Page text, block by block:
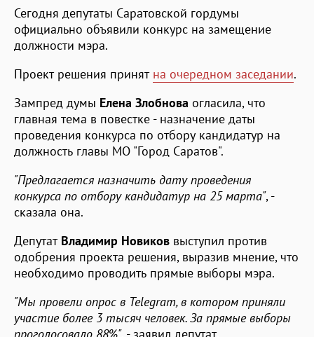
Сегодня депутаты Саратовской гордумы
официально объявили конкурс на замещение
должности мэра.
Проект решения принят на очередном заседании.
Зампред думы Елена Злобнова огласила, что
главная тема в повестке - назначение даты
проведения конкурса по отбору кандидатур на
должность главы МО "Город Саратов".
"Предлагается назначить дату проведения
конкурса по отбору кандидатур на 25 марта", -
сказала она.
Депутат Владимир Новиков выступил против
одобрения проекта решения, выразив мнение, что
необходимо проводить прямые выборы мэра.
"Мы провели опрос в Telegram, в котором приняли
участие более 3 тысяч человек. За прямые выборы